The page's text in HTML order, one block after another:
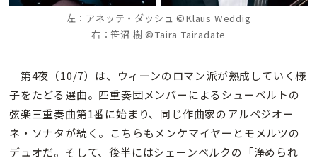
左：アネッテ・ダッシュ ©Klaus Weddig
右：笹沼 樹 ©Taira Tairadate
第4夜（10/7）は、ウィーンのロマン派が熟成していく様
子をたどる選曲。四重奏団メンバーによるシューベルトの
弦楽三重奏曲第1番に始まり、同じ作曲家のアルペジオー
ネ・ソナタが続く。こちらもメンケマイヤーとモメルツの
デュオだ。そして、後半にはシェーンベルクの「浄められ